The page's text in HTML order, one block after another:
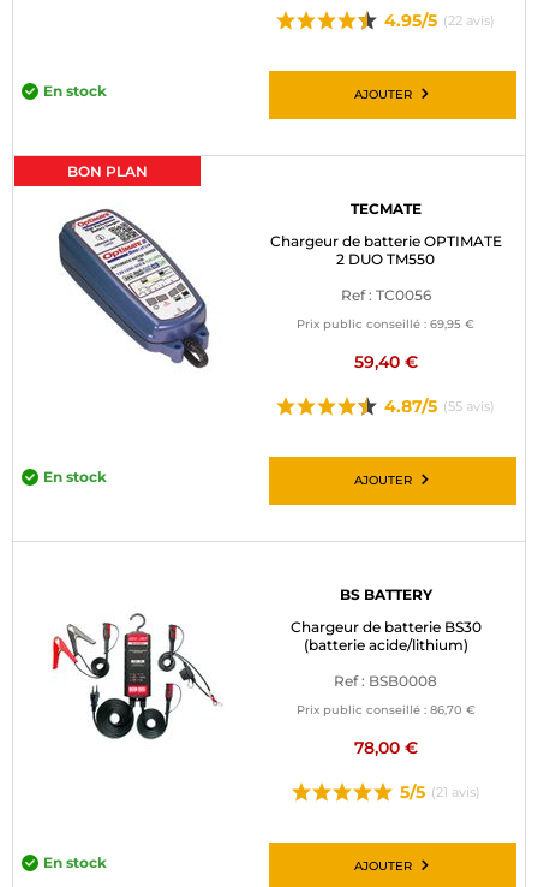
4.95/5 (22 avis)
En stock AJOUTER
BON PLAN
TECMATE
Chargeur de batterie OPTIMATE
2 DUO TM550
Ref : TC0056
Prix public conseillé : 69,95 €
59,40 €
4.87/5 (55 avis)
En stock AJOUTER
BS BATTERY
Chargeur de batterie BS30
(batterie acide/lithium)
Ref : BSB0008
Prix public conseillé : 86,70 €
78,00 €
5/5 (21 avis)
En stock AJOUTER